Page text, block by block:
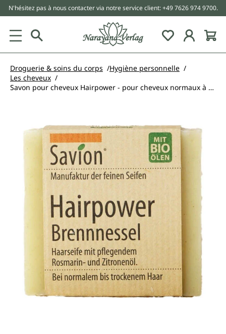
principal
N'hésitez pas à nous contacter via notre service client: +49 7626 974 9700.
Droguerie & soins du corps
Hygiène personnelle
Les cheveux
Savon pour cheveux Hairpower - pour cheveux normaux à secs - Savion - 85 g